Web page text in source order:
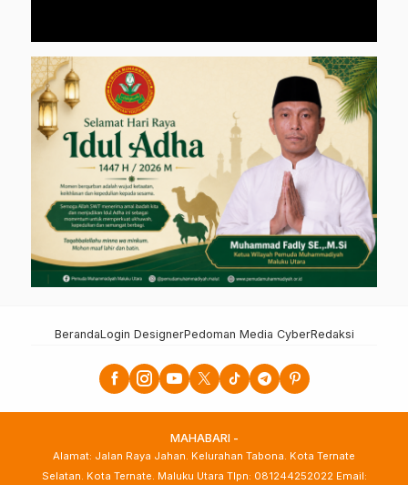
BerandaLogin DesignerPedoman Media CyberRedaksi
MAHABARI -
Alamat: Jalan Raya Jahan. Kelurahan Tabona. Kota Ternate
Selatan. Kota Ternate. Maluku Utara Tlpn: 081244252022 Email: